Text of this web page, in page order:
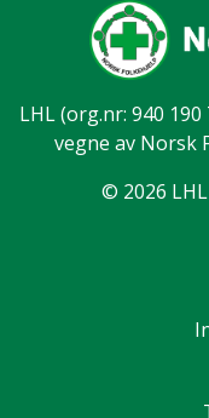
LHL(org.nr: 940
vegne av Norsk
© 2026